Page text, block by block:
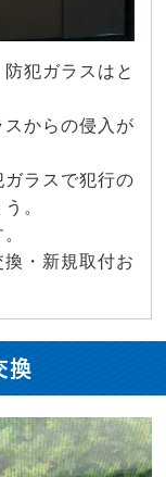
犯ガラスはと
からの侵入が
ラスで犯行の
。
・新規取付お
換